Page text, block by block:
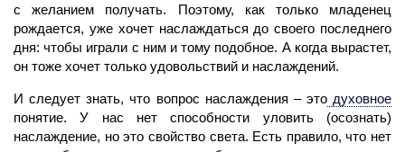
с желанием получать. Поэтому, как только младенец
рождается, уже хочет наслаждаться до своего последнего
дня: чтобы играли с ним и тому подобное. А когда вырастет,
он тоже хочет только удовольствий и наслаждений.
И следует знать, что вопрос наслаждения – этодуховное
понятие. У нас нет способности уловить (осознать)
наслаждение, но это свойство света. Есть правило, что нет